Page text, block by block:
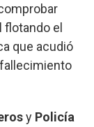
flotando el
que acudió
y Policía